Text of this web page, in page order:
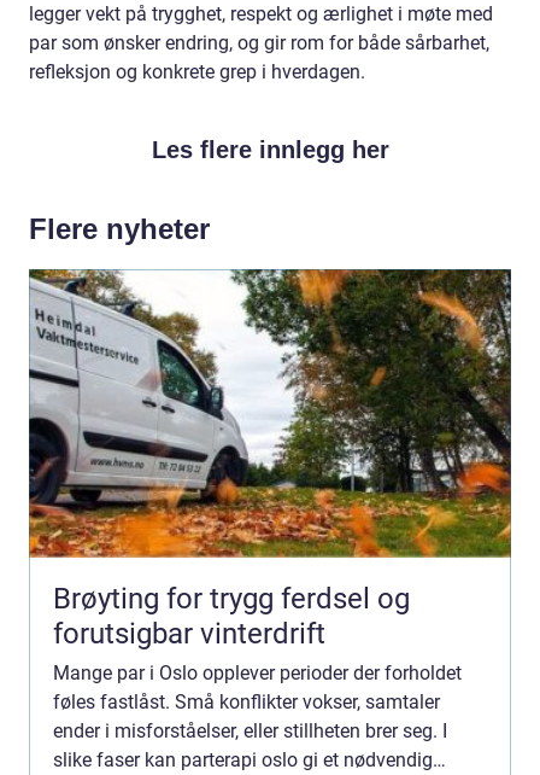
legger vekt på trygghet, respekt og ærlighet i møte med
par som ønsker endring, og gir rom for både sårbarhet,
refleksjon og konkrete grep i hverdagen.
Les flere innlegg her
Flere nyheter
Brøyting for trygg ferdsel og
forutsigbar vinterdrift
Mange par i Oslo opplever perioder der forholdet
føles fastlåst. Små konflikter vokser, samtaler
ender i misforståelser, eller stillheten brer seg. I
slike faser kan parterapi oslo gi et nødvendig